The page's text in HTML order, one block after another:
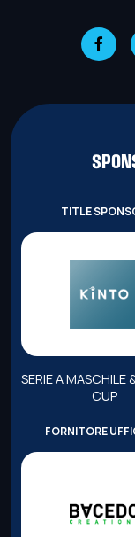
TITLE
SERIE A MASCHILE
CUP
FORNITORE